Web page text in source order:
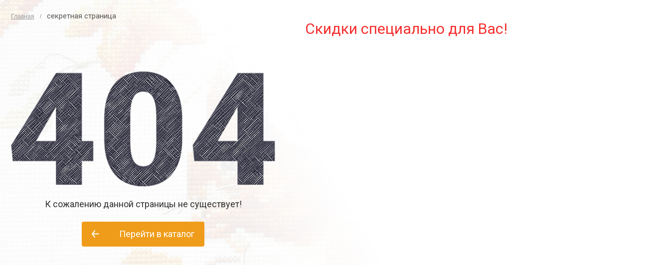
Главная секретная страница
К сожалению данной страницы не существует!
Перейти в каталог
Скидки специально для Вас!